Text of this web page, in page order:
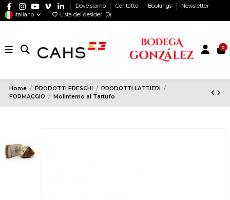
Dove siamo Contatto Bookings
Newsletter
Italiano
Lista dei desideri (0)
0
Home PRODOTTI FRESCHI
PRODOTTI LATTIERI
FORMAGGIO
Molinterno al Tartufo